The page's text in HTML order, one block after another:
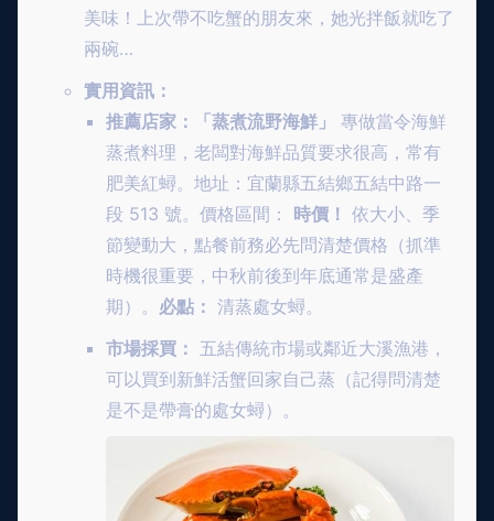
美味！上次帶不吃蟹的朋友來，她光拌飯就吃了
兩碗…
實用資訊：
推薦店家：「蒸煮流野海鮮」
專做當令海鮮
蒸煮料理，老闆對海鮮品質要求很高，常有
肥美紅蟳。地址：宜蘭縣五結鄉五結中路一
段 513 號。價格區間： 時價！ 依大小、季
節變動大，點餐前務必先問清楚價格（抓準
時機很重要，中秋前後到年底通常是盛產
期）。 必點： 清蒸處女蟳。
市場採買： 五結傳統市場或鄰近大溪漁港，
可以買到新鮮活蟹回家自己蒸（記得問清楚
是不是帶膏的處女蟳）。